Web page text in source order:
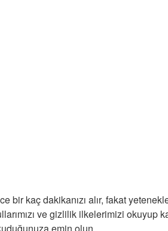
bir kaç dakikanızı alır, fakat
ve gizlilik ilkelerimizi